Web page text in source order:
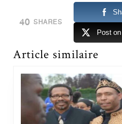
40 SHARES
Post
Article similaire